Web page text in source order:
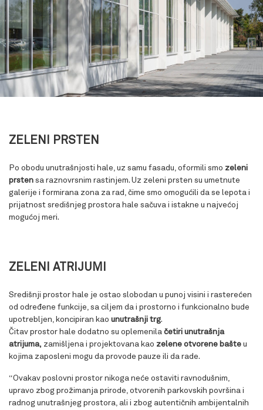
ZELENI PRSTEN
Po obodu unutrašnjosti hale, uz samu fasadu, oformili smo zeleni
prsten sa raznovrsnim rastinjem. Uz zeleni prsten su umetnute
galerije i formirana zona za rad, čime smo omogućili da se lepota i
prijatnost središnjeg prostora hale sačuva i istakne u najvećoj
mogućoj meri.
ZELENI ATRIJUMI
Središnji prostor hale je ostao slobodan u punoj visini i rasterećen
od određene funkcije, sa ciljem da i prostorno i funkcionalno bude
upotrebljen, koncipiran kao unutrašnji trg.
Čitav prostor hale dodatno su oplemenila četiri unutrašnja
atrijuma, zamišljena i projektovana kao zelene otvorene bašte u
kojima zaposleni mogu da provode pauze ili da rade.
“Ovakav poslovni prostor nikoga neće ostaviti ravnodušnim,
upravo zbog prožimanja prirode, otvorenih parkovskih površina i
radnog unutrašnjeg prostora, ali i zbog autentičnih ambijentalnih